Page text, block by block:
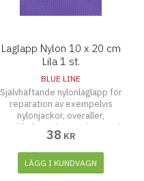
Laglapp Nylon 10 x 20 cm
Lila 1 st.
BLUE LINE
Självhäftande nylonlaglapp för
reparation av exempelvis
nylonjackor, overaller,
regnkläder och paraplyer. Tänk
på att rengöra och torka ytan
noggrant innan laglappen
fästes. Tvättbar upp till 30
grader
38 KR
LÄGG I KUNDVAGN